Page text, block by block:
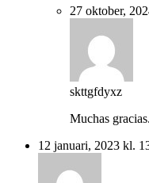
27 oktober,
skttgfdyxz
Muchas
12 januari, 2023 kl.